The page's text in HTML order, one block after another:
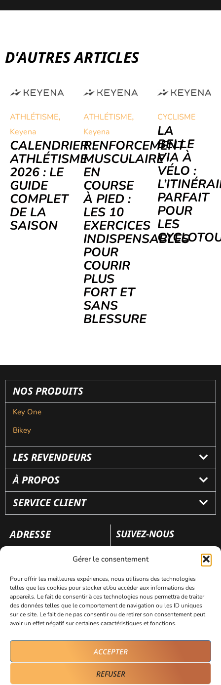
Gérer le consentement
Pour offrir les meilleures expériences, nous utilisons des technologies
telles que les cookies pour stocker et/ou accéder aux informations des
appareils. Le fait de consentir à ces technologies nous permettra de traiter
des données telles que le comportement de navigation ou les ID uniques
sur ce site. Le fait de ne pas consentir ou de retirer son consentement peut
avoir un effet négatif sur certaines caractéristiques et fonctions.
ACCEPTER
REFUSER
D'AUTRES ARTICLES
ATHLÉTISME,
Keyena
CALENDRIER
ATHLÉTISME
2026 : LE
GUIDE
COMPLET
DE LA
SAISON
ATHLÉTISME,
Keyena
RENFORCEMENT
MUSCULAIRE
EN
COURSE
À PIED :
LES 10
EXERCICES
INDISPENSABLES
POUR
COURIR
PLUS
FORT ET
SANS
BLESSURE
CYCLISME
LA
BELLE
VIA À
VÉLO :
PARFAIT
POUR
LES
NOS PRODUITS
Key One
Bikey
LES REVENDEURS
À PROPOS
SERVICE CLIENT
ADRESSE
110 rue Frédéric Fays
SUIVEZ-NOUS
Mentions légales Politique de confidentialité